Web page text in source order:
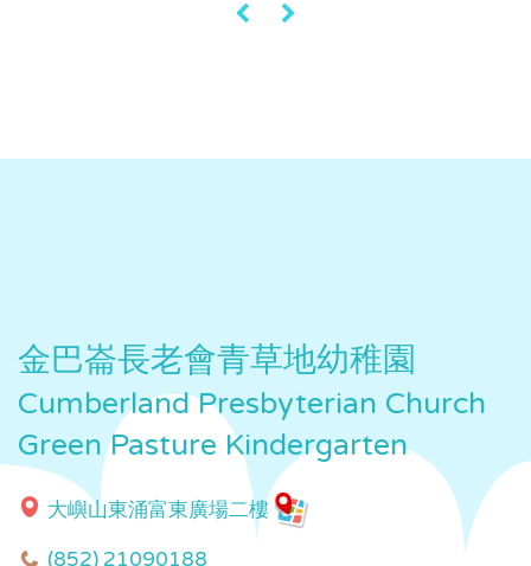
« »
金巴崙長老會青草地幼稚園
Cumberland Presbyterian Church
Green Pasture Kindergarten
大嶼山東涌富東廣場二樓
(852) 21090188